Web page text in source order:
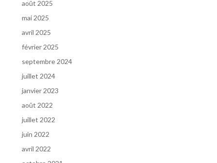
août 2025
mai 2025
avril 2025
février 2025
septembre 2024
juillet 2024
janvier 2023
août 2022
juillet 2022
juin 2022
avril 2022